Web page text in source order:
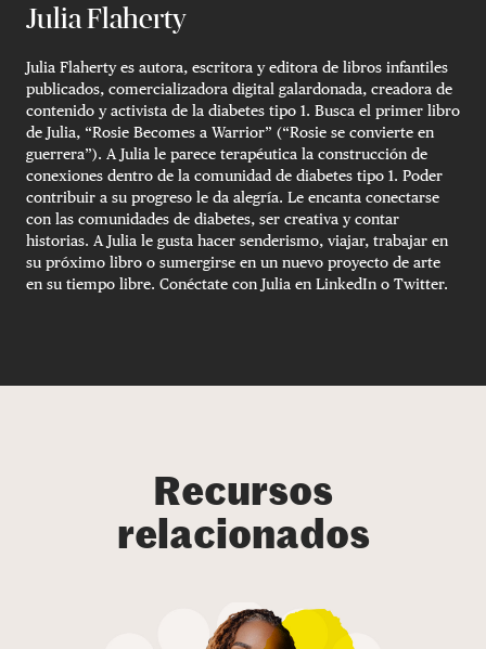
Julia Flaherty
Julia Flaherty es autora, escritora y editora de libros infantiles
publicados, comercializadora digital galardonada, creadora de
contenido y activista de la diabetes tipo 1. Busca el primer libro
de Julia, “Rosie Becomes a Warrior” (“Rosie se convierte en
guerrera”). A Julia le parece terapéutica la construcción de
conexiones dentro de la comunidad de diabetes tipo 1. Poder
contribuir a su progreso le da alegría. Le encanta conectarse
con las comunidades de diabetes, ser creativa y contar
historias. A Julia le gusta hacer senderismo, viajar, trabajar en
su próximo libro o sumergirse en un nuevo proyecto de arte
en su tiempo libre. Conéctate con Julia en LinkedIn o Twitter.
Recursos
relacionados